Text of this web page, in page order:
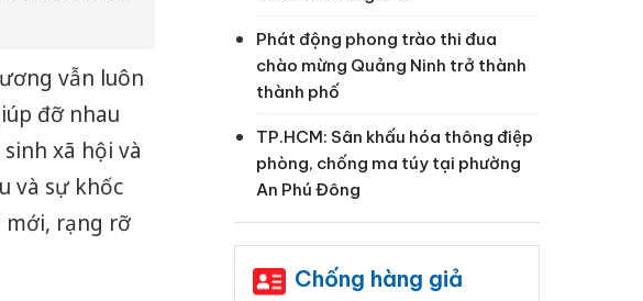
vẫn luôn
đỡ nhau
xã hội và
và sự khốc
mới, rạng rỡ
Phát động phong trào thi đua
chào mừng Quảng Ninh trở thành
thành phố
TP.HCM: Sân khấu hóa thông điệp
phòng, chống ma túy tại phường
An Phú Đông
Chống hàng giả